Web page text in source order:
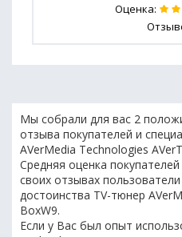
Оценка:
Мы собрали для вас 2
отзыва покупателей и
AVerMedia Technologies
Средняя оценка
своих отзывах
достоинства TV-тюнер
BoxW9.
Если у Вас был опыт